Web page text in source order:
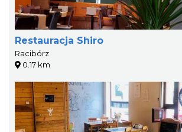
Restauracja Shiro
Racibórz
0.17 km